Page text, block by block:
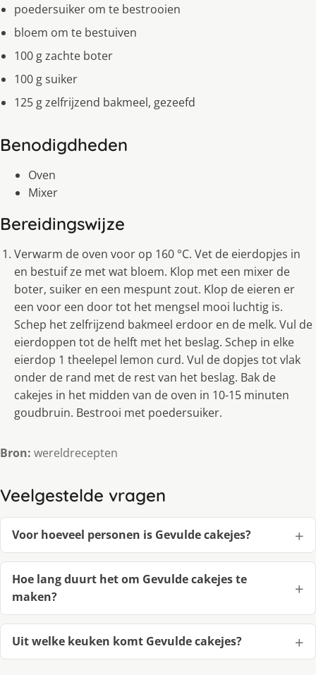
poedersuiker om te bestrooien
bloem om te bestuiven
100 g zachte boter
100 g suiker
125 g zelfrijzend bakmeel, gezeefd
Benodigdheden
Oven
Mixer
Bereidingswijze
Verwarm de oven voor op 160 °C. Vet de eierdopjes in
en bestuif ze met wat bloem. Klop met een mixer de
boter, suiker en een mespunt zout. Klop de eieren er
een voor een door tot het mengsel mooi luchtig is.
Schep het zelfrijzend bakmeel erdoor en de melk. Vul de
eierdoppen tot de helft met het beslag. Schep in elke
eierdop 1 theelepel lemon curd. Vul de dopjes tot vlak
onder de rand met de rest van het beslag. Bak de
cakejes in het midden van de oven in 10-15 minuten
goudbruin. Bestrooi met poedersuiker.
Bron: wereldrecepten
Veelgestelde vragen
Voor hoeveel personen is Gevulde cakejes?
Hoe lang duurt het om Gevulde cakejes te
maken?
Uit welke keuken komt Gevulde cakejes?